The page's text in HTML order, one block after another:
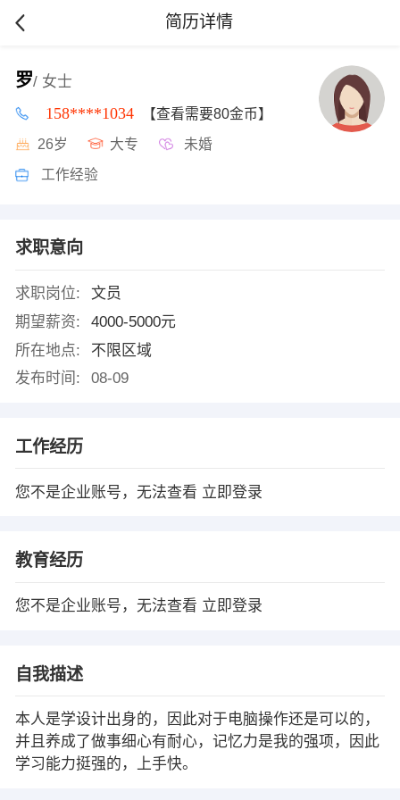
简历详情
罗/ 女士
158****1034 【查看需要80金币】
26岁 大专 未婚
工作经验
求职意向
求职岗位:
文员
期望薪资:
4000-5000元
所在地点:
不限区域
发布时间:
08-09
工作经历
您不是企业账号，无法查看 立即登录
教育经历
您不是企业账号，无法查看 立即登录
自我描述
本人是学设计出身的，因此对于电脑操作还是可以的，
并且养成了做事细心有耐心，记忆力是我的强项，因此
学习能力挺强的，上手快。